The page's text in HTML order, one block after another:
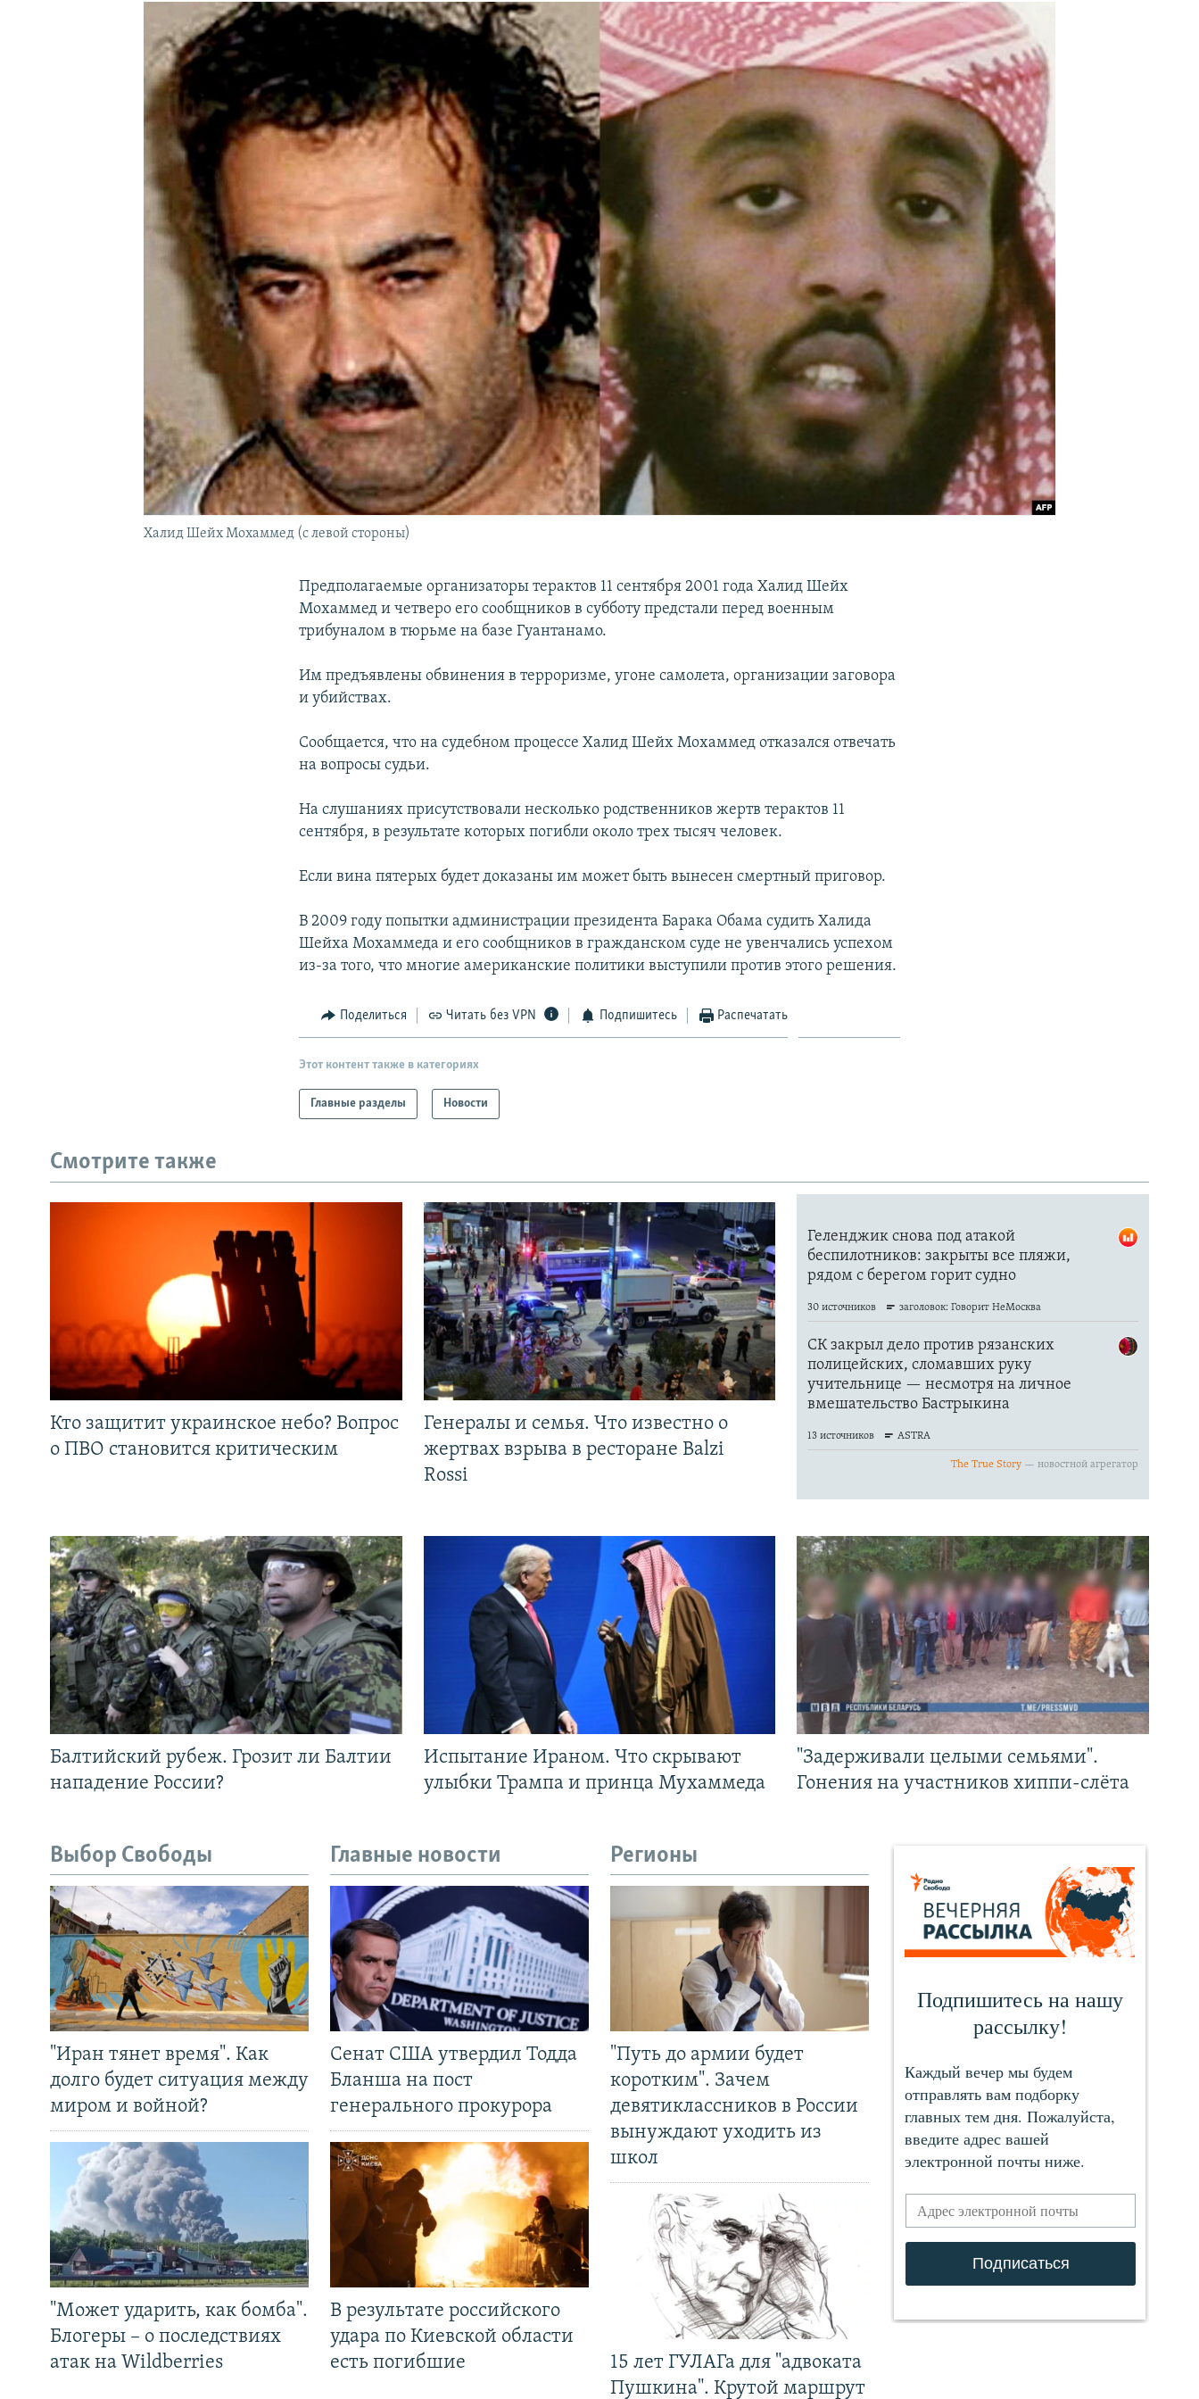
ПОДПИШИТЕСЬ НА РАССЫЛКУ
Халид Шейх Мохаммед (с левой стороны)
Предполагаемые организаторы терактов 11 сентября 2001 года Халид Шейх
Мохаммед и четверо его сообщников в субботу предстали перед военным
трибуналом в тюрьме на базе Гуантанамо.
Им предъявлены обвинения в терроризме, угоне самолета, организации заговора
и убийствах.
Сообщается, что на судебном процессе Халид Шейх Мохаммед отказался отвечать
на вопросы судьи.
На слушаниях присутствовали несколько родственников жертв терактов 11
сентября, в результате которых погибли около трех тысяч человек.
Если вина пятерых будет доказаны им может быть вынесен смертный приговор.
В 2009 году попытки администрации президента Барака Обама судить Халида
Шейха Мохаммеда и его сообщников в гражданском суде не увенчались успехом
из-за того, что многие американские политики выступили против этого решения.
Поделиться Читать без VPN Подпишитесь Распечатать
Этот контент также в категориях
Главные разделы Новости
Смотрите также
Кто защитит украинское небо? Вопрос
о ПВО становится критическим
Генералы и семья. Что известно о
жертвах взрыва в ресторане Balzi
Rossi
Балтийский рубеж. Грозит ли Балтии
нападение России?
Испытание Ираном. Что скрывают
улыбки Трампа и принца Мухаммеда
"Задерживали целыми семьями".
Гонения на участников хиппи-слёта
Выбор Свободы
"Иран тянет время". Как
долго будет ситуация между
миром и войной?
"Может ударить, как бомба".
Блогеры – о последствиях
атак на Wildberries
Главные новости
Сенат США утвердил Тодда
Бланша на пост
генерального прокурора
В результате российского
удара по Киевской области
есть погибшие
Регионы
"Путь до армии будет
коротким". Зачем
девятиклассников в России
вынуждают уходить из
школ
15 лет ГУЛАГа для "адвоката
Пушкина". Крутой маршрут